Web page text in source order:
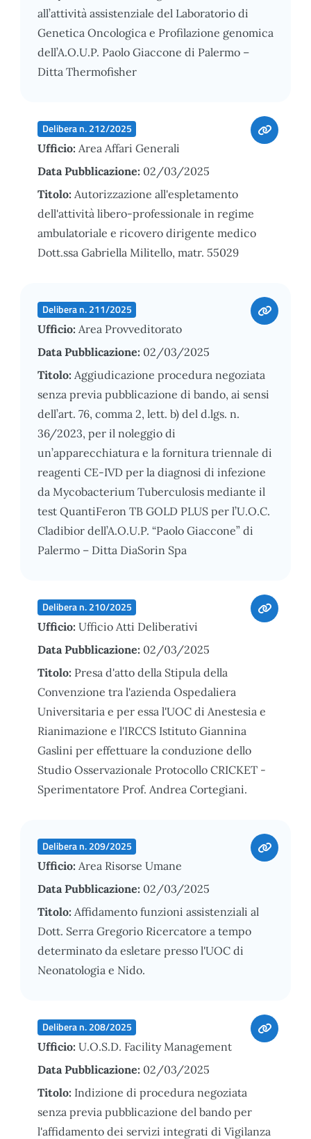
all’attività assistenziale del Laboratorio di
Genetica Oncologica e Profilazione genomica
dell’A.O.U.P. Paolo Giaccone di Palermo –
Ditta Thermofisher
Delibera n. 212/2025
Ufficio: Area Affari Generali
Data Pubblicazione: 02/03/2025
Titolo: Autorizzazione all'espletamento
dell'attività libero-professionale in regime
ambulatoriale e ricovero dirigente medico
Dott.ssa Gabriella Militello, matr. 55029
Delibera n. 211/2025
Ufficio: Area Provveditorato
Data Pubblicazione: 02/03/2025
Titolo: Aggiudicazione procedura negoziata
senza previa pubblicazione di bando, ai sensi
dell’art. 76, comma 2, lett. b) del d.lgs. n.
36/2023, per il noleggio di
un’apparecchiatura e la fornitura triennale di
reagenti CE-IVD per la diagnosi di infezione
da Mycobacterium Tuberculosis mediante il
test QuantiFeron TB GOLD PLUS per l’U.O.C.
Cladibior dell’A.O.U.P. “Paolo Giaccone” di
Palermo – Ditta DiaSorin Spa
Delibera n. 210/2025
Ufficio: Ufficio Atti Deliberativi
Data Pubblicazione: 02/03/2025
Titolo: Presa d'atto della Stipula della
Convenzione tra l'azienda Ospedaliera
Universitaria e per essa l'UOC di Anestesia e
Rianimazione e l'IRCCS Istituto Giannina
Gaslini per effettuare la conduzione dello
Studio Osservazionale Protocollo CRICKET -
Sperimentatore Prof. Andrea Cortegiani.
Delibera n. 209/2025
Ufficio: Area Risorse Umane
Data Pubblicazione: 02/03/2025
Titolo: Affidamento funzioni assistenziali al
Dott. Serra Gregorio Ricercatore a tempo
determinato da esletare presso l'UOC di
Neonatologia e Nido.
Delibera n. 208/2025
Ufficio: U.O.S.D. Facility Management
Data Pubblicazione: 02/03/2025
Titolo: Indizione di procedura negoziata
senza previa pubblicazione del bando per
l'affidamento dei servizi integrati di Vigilanza